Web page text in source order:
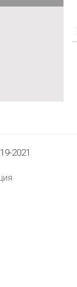
2021